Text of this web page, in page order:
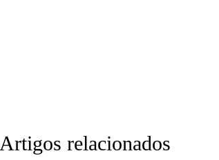
Artigos relacionados